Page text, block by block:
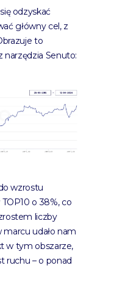
odzyskać
główny cel, z
to
narzędzia Senuto:
wzrostu
o 38%, co
liczby
marcu udało nam
w tym obszarze,
ruchu – o ponad